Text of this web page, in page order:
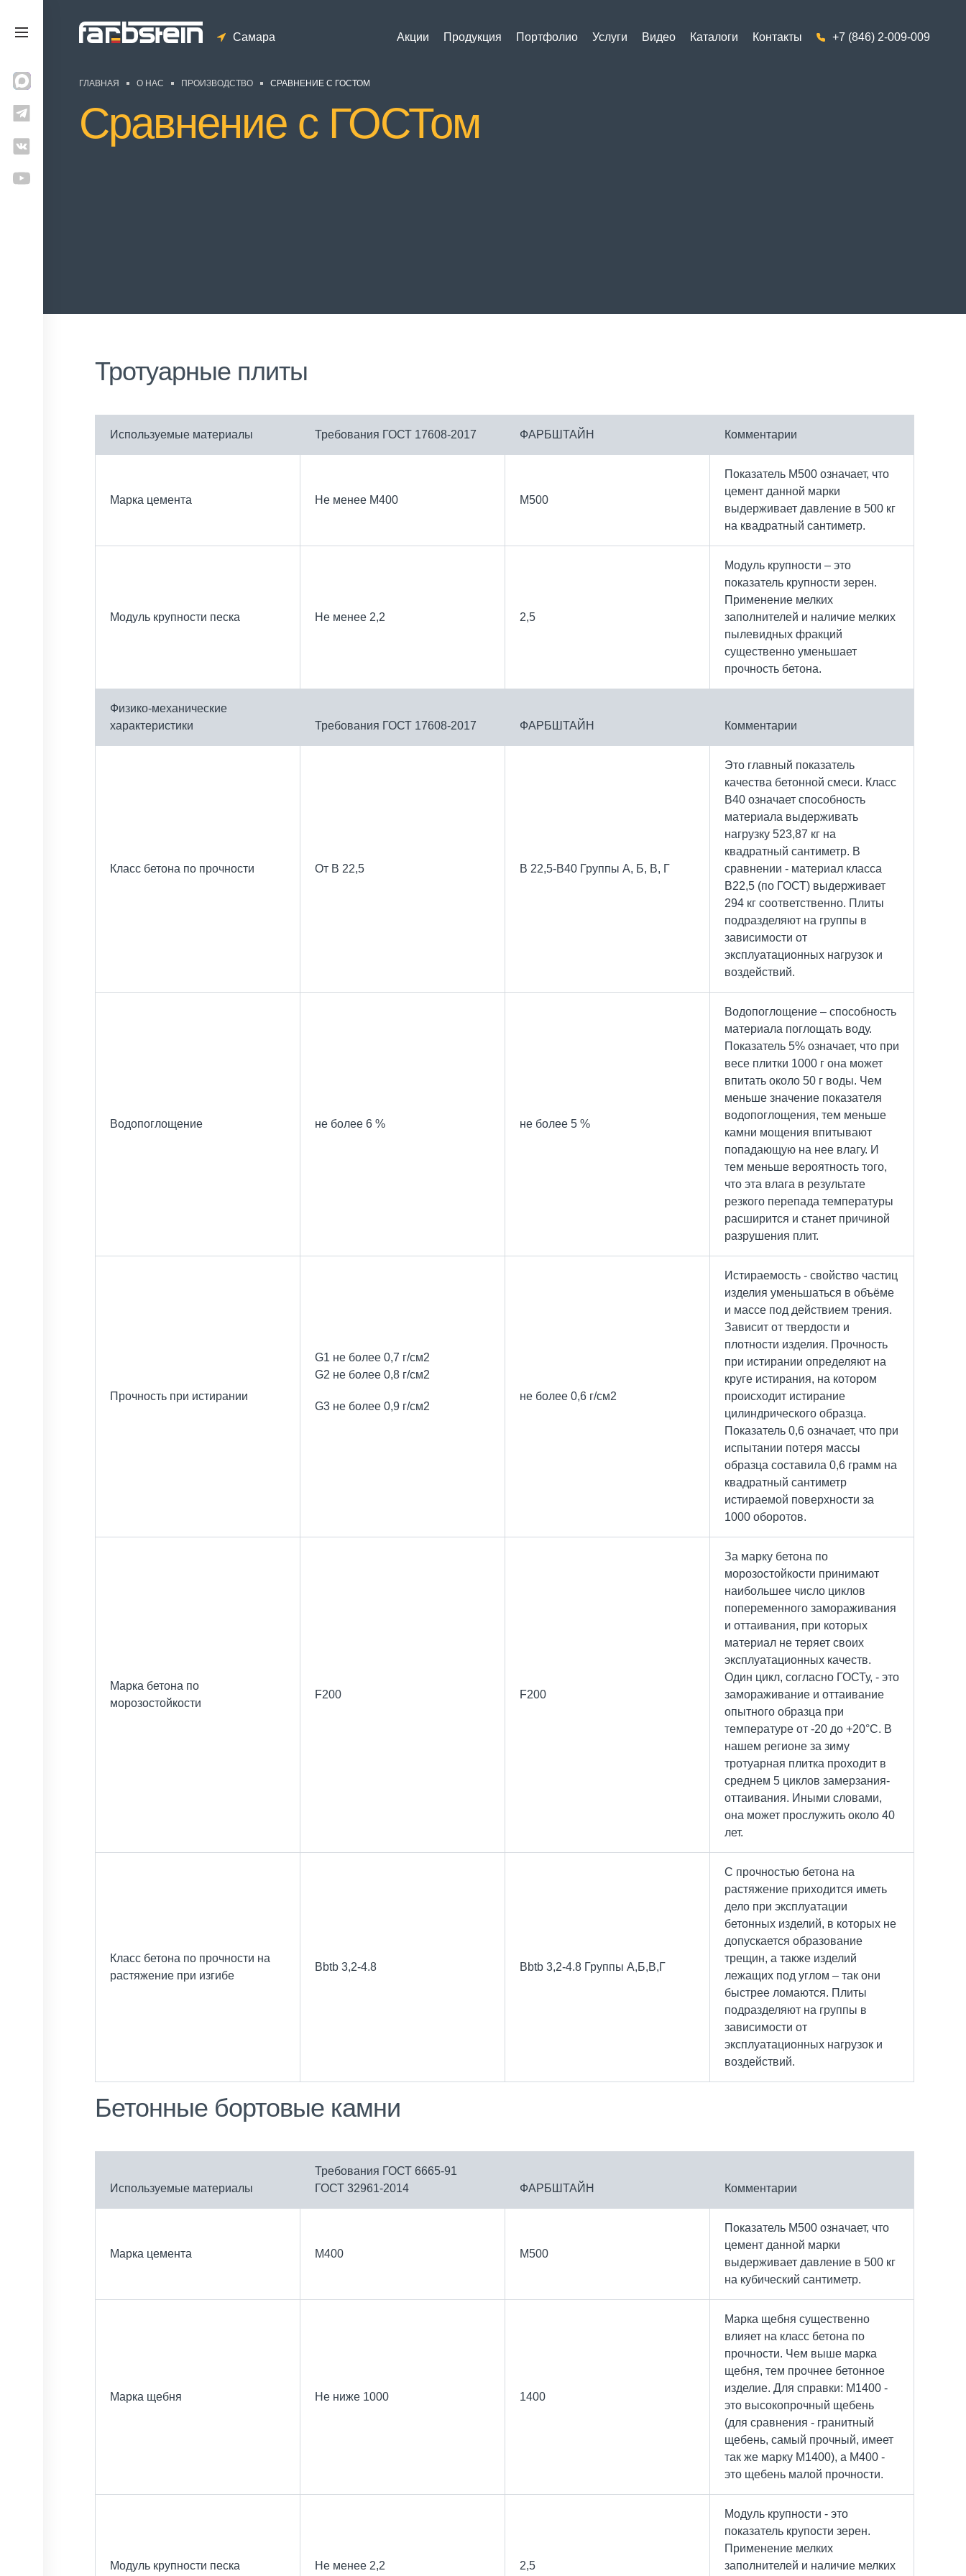
Самара Акции Продукция Портфолио Услуги Видео Каталоги Контакты +7 (846) 2-009-009
ГЛАВНАЯ О НАС ПРОИЗВОДСТВО СРАВНЕНИЕ С ГОСТОМ
Сравнение с ГОСТом
Тротуарные плиты
Используемые материалы Требования ГОСТ 17608-2017 ФАРБШТАЙН Комментарии
Марка цемента Не менее М400 М500
Показатель М500 означает, что
цемент данной марки
выдерживает давление в 500 кг
на квадратный сантиметр.
Модуль крупности песка Не менее 2,2 2,5
Модуль крупности – это
показатель крупности зерен.
Применение мелких
заполнителей и наличие мелких
пылевидных фракций
существенно уменьшает
прочность бетона.
Физико-механические
характеристики
Требования ГОСТ 17608-2017 ФАРБШТАЙН Комментарии
Класс бетона по прочности От В 22,5 В 22,5-В40 Группы А, Б, В, Г
Это главный показатель
качества бетонной смеси. Класс
В40 означает способность
материала выдерживать
нагрузку 523,87 кг на
квадратный сантиметр. В
сравнении - материал класса
В22,5 (по ГОСТ) выдерживает
294 кг соответственно. Плиты
подразделяют на группы в
зависимости от
эксплуатационных нагрузок и
воздействий.
Водопоглощение не более 6 % не более 5 %
Водопоглощение – способность
материала поглощать воду.
Показатель 5% означает, что при
весе плитки 1000 г она может
впитать около 50 г воды. Чем
меньше значение показателя
водопоглощения, тем меньше
камни мощения впитывают
попадающую на нее влагу. И
тем меньше вероятность того,
что эта влага в результате
резкого перепада температуры
расширится и станет причиной
разрушения плит.
Прочность при истирании
G1 не более 0,7 г/см2
G2 не более 0,8 г/см2
G3 не более 0,9 г/см2
не более 0,6 г/см2
Истираемость - свойство частиц
изделия уменьшаться в объёме
и массе под действием трения.
Зависит от твердости и
плотности изделия. Прочность
при истирании определяют на
круге истирания, на котором
происходит истирание
цилиндрического образца.
Показатель 0,6 означает, что при
испытании потеря массы
образца составила 0,6 грамм на
квадратный сантиметр
истираемой поверхности за
1000 оборотов.
Марка бетона по
морозостойкости
F200 F200
За марку бетона по
морозостойкости принимают
наибольшее число циклов
попеременного замораживания
и оттаивания, при которых
материал не теряет своих
эксплуатационных качеств.
Один цикл, согласно ГОСТу, - это
замораживание и оттаивание
опытного образца при
температуре от -20 до +20°C. В
нашем регионе за зиму
тротуарная плитка проходит в
среднем 5 циклов замерзания-
оттаивания. Иными словами,
она может прослужить около 40
лет.
Класс бетона по прочности на
растяжение при изгибе
Bbtb 3,2-4.8 Bbtb 3,2-4.8 Группы А,Б,В,Г
С прочностью бетона на
растяжение приходится иметь
дело при эксплуатации
бетонных изделий, в которых не
допускается образование
трещин, а также изделий
лежащих под углом – так они
быстрее ломаются. Плиты
подразделяют на группы в
зависимости от
эксплуатационных нагрузок и
воздействий.
Бетонные бортовые камни
Используемые материалы
Требования ГОСТ 6665-91
ГОСТ 32961-2014
ФАРБШТАЙН Комментарии
Марка цемента М400 М500
Показатель М500 означает, что
цемент данной марки
выдерживает давление в 500 кг
на кубический сантиметр.
Марка щебня Не ниже 1000 1400
Марка щебня существенно
влияет на класс бетона по
прочности. Чем выше марка
щебня, тем прочнее бетонное
изделие. Для справки: M1400 -
это высокопрочный щебень
(для сравнения - гранитный
щебень, самый прочный, имеет
так же марку M1400), а М400 -
это щебень малой прочности.
Модуль крупности песка Не менее 2,2 2,5
Модуль крупности - это
показатель крупости зерен.
Применение мелких
заполнителей и наличие мелких